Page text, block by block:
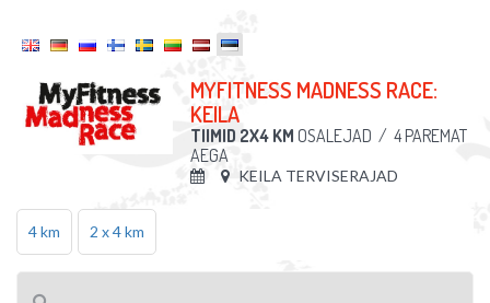
MYFITNESS MADNESS RACE:
KEILA
TIIMID 2X4 KM OSALEJAD / 4 PAREMAT
AEGA
KEILA TERVISERAJAD
4 km 2 x 4 km